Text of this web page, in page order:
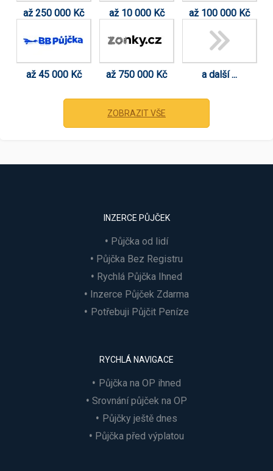
až 250 000 Kč až 10 000 Kč až 100 000 Kč
až 45 000 Kč až 750 000 Kč a další ...
ZOBRAZIT VŠE
INZERCE PŮJČEK
Půjčka od lidí
Půjčka Bez Registru
Rychlá Půjčka Ihned
Inzerce Půjček Zdarma
Potřebuji Půjčit Peníze
RYCHLÁ NAVIGACE
Půjčka na OP ihned
Srovnání půjček na OP
Půjčky ještě dnes
Půjčka před výplatou